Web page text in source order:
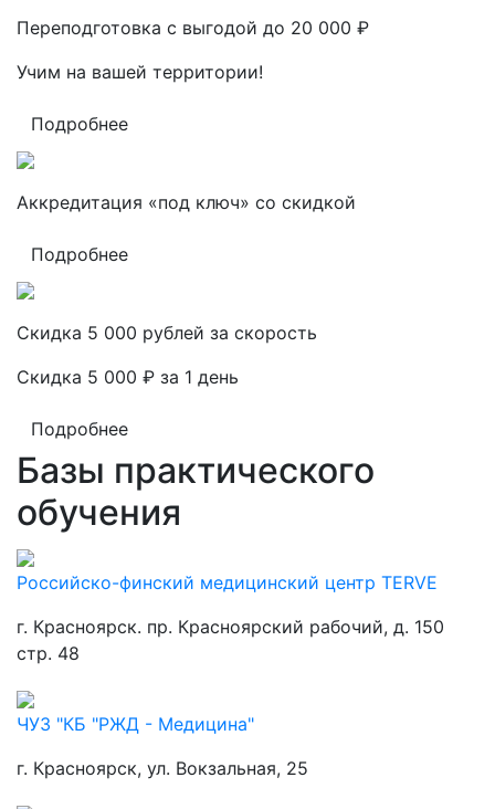
Переподготовка с выгодой до 20 000 ₽
Учим на вашей территории!
Подробнее
Аккредитация «под ключ» со скидкой
Подробнее
Скидка 5 000 рублей за скорость
Скидка 5 000 ₽ за 1 день
Подробнее
Базы практического
обучения
Российско-финский медицинский центр TERVE
г. Красноярск. пр. Красноярский рабочий, д. 150
стр. 48
ЧУЗ "КБ "РЖД - Медицина"
г. Красноярск, ул. Вокзальная, 25